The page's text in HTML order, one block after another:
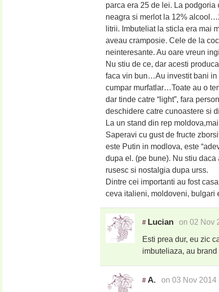
parca era 25 de lei. La
neagra si merlot la 12%
litrii. Imbuteliat la sticla era mai
aveau cramposie. Cele de la
neinteresante. Au oare vreun
Nu stiu de ce, dar acesti
faca vin bun…Au investit bani in
cumpar murfatlar…Toate au o
dar tinde catre “light”, fara
deschidere catre cunoastere si
La un stand din rep
Saperavi cu gust de fructe
este Putin in modlova, este
dupa el. (pe bune). Nu stiu
rusesc si nostalgia dupa urss.
Dintre cei importanti au fost
ceva italieni, moldoveni, bulgari
# Lucian on 02 Nov
Esti prea dur, eu zic
imbuteliaza, au
# A. on 03 Nov 2014